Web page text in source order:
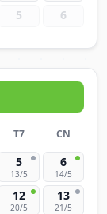
5 6
T7 CN
5
13/5
6
14/5
12
20/5
13
21/5